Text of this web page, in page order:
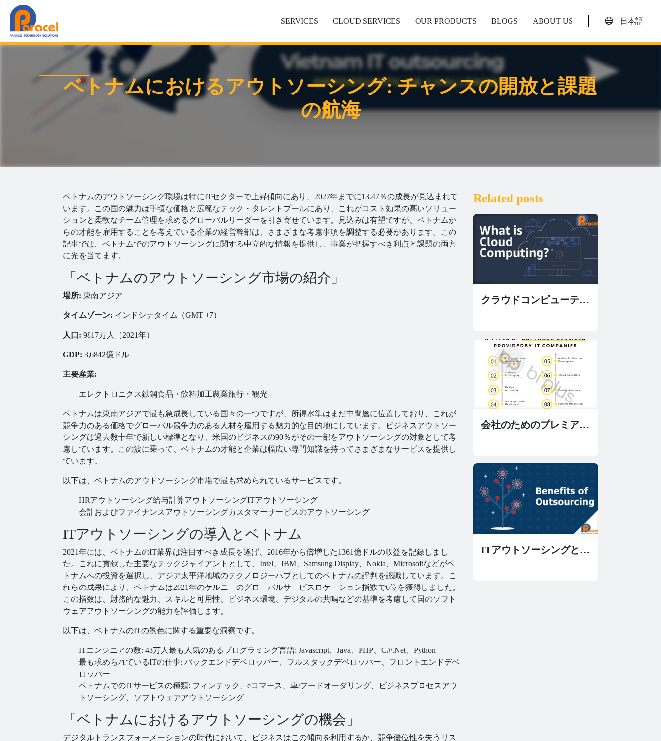
SERVICES CLOUD SERVICES OUR PRODUCTS BLOGS ABOUT US 日本語
ベトナムにおけるアウトソーシング: チャンスの開放と課題
の航海
ベトナムのアウトソーシング環境は特にITセクターで上昇傾向にあり、2027年までに13.47％の成長が見込まれて
います。この国の魅力は手頃な価格と広範なテック・タレントプールにあり、これがコスト効果の高いソリュー
ションと柔軟なチーム管理を求めるグローバルリーダーを引き寄せています。見込みは有望ですが、ベトナムか
らの才能を雇用することを考えている企業の経営幹部は、さまざまな考慮事項を調整する必要があります。この
記事では、ベトナムでのアウトソーシングに関する中立的な情報を提供し、事業が把握すべき利点と課題の両方
に光を当てます。
「ベトナムのアウトソーシング市場の紹介」
場所: 東南アジア
タイムゾーン: インドシナタイム（GMT +7）
人口: 9817万人（2021年）
GDP: 3,6842億ドル
主要産業:
エレクトロニクス鉄鋼食品・飲料加工農業旅行・観光
ベトナムは東南アジアで最も急成長している国々の一つですが、所得水準はまだ中間層に位置しており、これが
競争力のある価格でグローバル競争力のある人材を雇用する魅力的な目的地にしています。ビジネスアウトソー
シングは過去数十年で新しい標準となり、米国のビジネスの90％がその一部をアウトソーシングの対象として考
慮しています。この波に乗って、ベトナムの才能と企業は幅広い専門知識を持ってさまざまなサービスを提供し
ています。
以下は、ベトナムのアウトソーシング市場で最も求められているサービスです。
HRアウトソーシング給与計算アウトソーシングITアウトソーシング
会計およびファイナンスアウトソーシングカスタマーサービスのアウトソーシング
ITアウトソーシングの導入とベトナム
2021年には、ベトナムのIT業界は注目すべき成長を遂げ、2016年から倍増した1361億ドルの収益を記録しまし
た。これに貢献した主要なテックジャイアントとして、Intel、IBM、Samsung Display、Nokia、Microsoftなどがベ
トナムへの投資を選択し、アジア太平洋地域のテクノロジーハブとしてのベトナムの評判を認識しています。こ
れらの成果により、ベトナムは2021年のケルニーのグローバルサービスロケーション指数で6位を獲得しました。
この指数は、財務的な魅力、スキルと可用性、ビジネス環境、デジタルの共鳴などの基準を考慮して国のソフト
ウェアアウトソーシングの能力を評価します。
以下は、ベトナムのITの景色に関する重要な洞察です。
ITエンジニアの数: 48万人 最も人気のあるプログラミング言語: Javascript、Java、PHP、C#/.Net、Python
最も求められているITの仕事: バックエンドデベロッパー、フルスタックデベロッパー、フロントエンドデベ
ロッパー
ベトナムでのITサービスの種類: フィンテック、eコマース、車/フードオーダリング、ビジネスプロセスアウ
トソーシング、ソフトウェアアウトソーシング
「ベトナムにおけるアウトソーシングの機会」
デジタルトランスフォーメーションの時代において、ビジネスはこの傾向を利用するか、競争優位性を失うリス
Related posts
クラウドコンピューティ
べて
会社のためのプレミアム
さい。
ITアウトソーシングとそ